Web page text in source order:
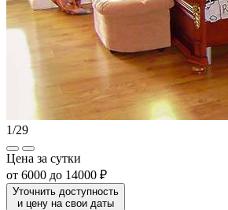
1/29
Цена за сутки
от 6000 до 14000 ₽
Уточнить доступность
и цену на свои даты